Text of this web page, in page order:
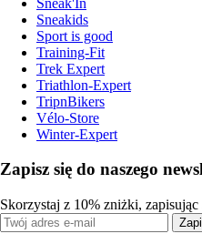
Sneakids
Sport is good
Training-Fit
Trek Expert
Triathlon-Expert
TripnBikers
Vélo-Store
Winter-Expert
Zapisz się do naszego
Skorzystaj z 10% zniżki, zapisując